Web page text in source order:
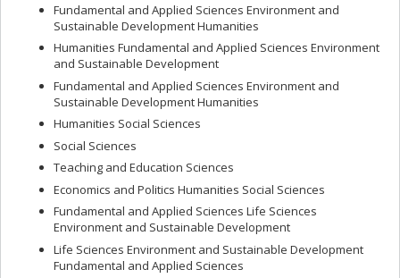
Fundamental and Applied Sciences Environment and
Sustainable Development Humanities
Humanities Fundamental and Applied Sciences Environment
and Sustainable Development
Fundamental and Applied Sciences Environment and
Sustainable Development Humanities
Humanities Social Sciences
Social Sciences
Teaching and Education Sciences
Economics and Politics Humanities Social Sciences
Fundamental and Applied Sciences Life Sciences
Environment and Sustainable Development
Life Sciences Environment and Sustainable Development
Fundamental and Applied Sciences